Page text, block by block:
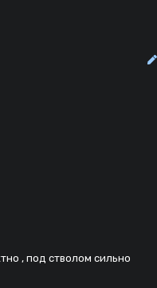
, под стволом сильно